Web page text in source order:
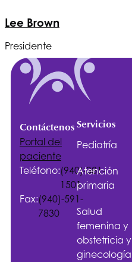
Lee Brown
Presidente
Contáctenos
Portal del
paciente
Teléfono:(940)-381-
1501
Fax:(940)-591-
7830
Servicios
Pediatría
Atención
primaria
Salud
femenina y
obstetricia y
ginecología